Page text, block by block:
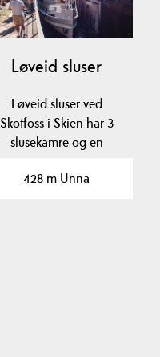
Løveid sluser
Løveid sluser ved
Skotfoss i Skien har 3
slusekamre og en
og…
428 m Unna